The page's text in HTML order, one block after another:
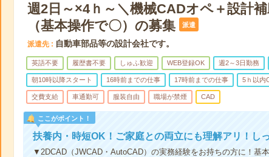
週2日～×4ｈ～＼機械CADオペ＋設計
（基本操作で〇）の募集
派遣
派遣先 自動車部品等の設計会社です。
英語不要 履歴書不要 しゅふ歓迎 WEB登録OK 週2～3日勤務
朝10時以降スタート 16時前までの仕事 17時前までの仕事 5ｈ以内
交費支給 車通勤可 服装自由 職場が禁煙 CAD
ここがポイント！
扶養内・時短OK！ご家庭との両立にも理解アリ！し
▼2DCAD（JWCAD・AutoCAD）の実務経験をお持ちの方に！基